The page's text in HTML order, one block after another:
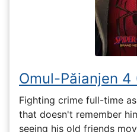
Omul-Păianjen 4
Fighting crime full-time
that doesn't remember
seeing his old friends